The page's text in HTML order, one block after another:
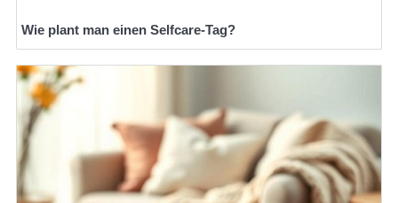
Wie plant man einen Selfcare-Tag?